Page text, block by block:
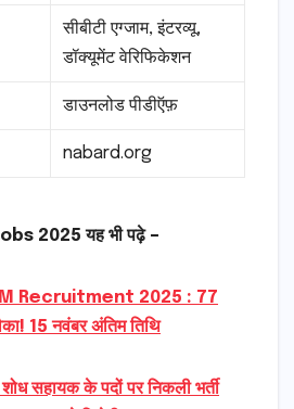
सीबीटी एग्जाम, इंटरव्यू,
डॉक्यूमेंट वेरिफिकेशन
डाउनलोड पीडीऍफ़
nabard.org
2025 यह भी पढ़े –
Recruitment 2025 : 77
15 नवंबर अंतिम तिथि
सहायक के पदों पर निकली भर्ती